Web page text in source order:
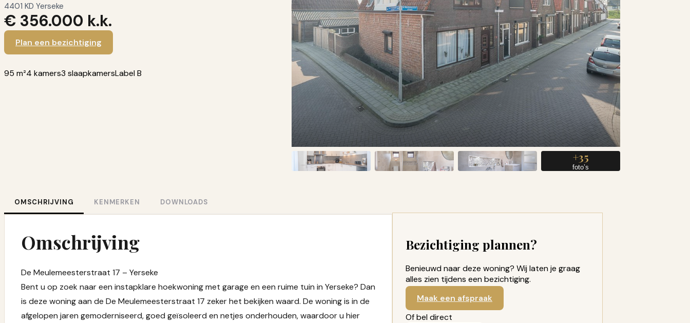
4401 KD Yerseke
€ 356.000 k.k.
Plan een bezichtiging
95 m²4 kamers3 slaapkamersLabel B
+35
foto’s
OMSCHRIJVING KENMERKEN DOWNLOADS
Omschrijving
De Meulemeesterstraat 17 – Yerseke
Bent u op zoek naar een instapklare hoekwoning met garage en een ruime tuin in Yerseke? Dan
is deze woning aan de De Meulemeesterstraat 17 zeker het bekijken waard. De woning is in de
afgelopen jaren gemoderniseerd, goed geïsoleerd en netjes onderhouden, waardoor u hier
Bezichtiging plannen?
Benieuwd naar deze woning? Wij laten je graag
alles zien tijdens een bezichtiging.
Maak een afspraak
Of bel direct